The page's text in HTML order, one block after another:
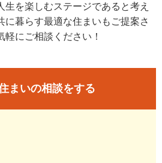
生を楽しむステージであると考え
に暮らす最適な住まいもご提案さ
にご相談ください！
まいの相談をする